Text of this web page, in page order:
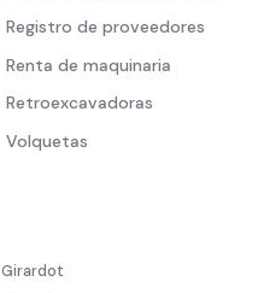
Registro de proveedores
Renta de maquinaria
Retroexcavadoras
Volquetas
Girardot